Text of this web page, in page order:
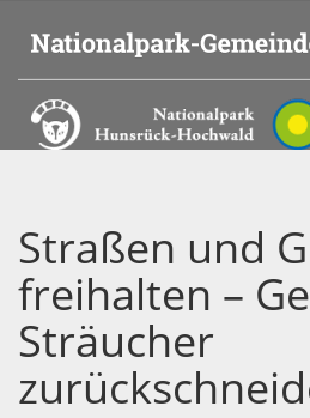
Straßen und
freihalten –
Sträucher